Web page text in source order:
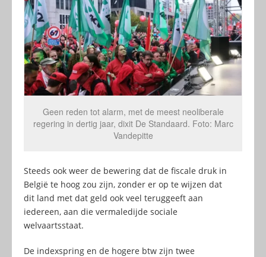
Geen reden tot alarm, met de meest neoliberale
regering in dertig jaar, dixit De Standaard. Foto: Marc
Vandepitte
Steeds ook weer de bewering dat de fiscale druk in
België te hoog zou zijn, zonder er op te wijzen dat
dit land met dat geld ook veel teruggeeft aan
iedereen, aan die vermaledijde sociale
welvaartsstaat.
De indexspring en de hogere btw zijn twee